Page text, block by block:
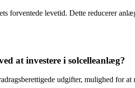
forventede levetid. Dette reducerer
at investere i solcelleanlæg?
udgifter, mulighed for